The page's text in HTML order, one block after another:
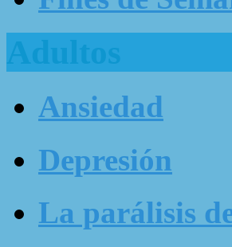
Adultos
Ansiedad
Depresión
La parálisis